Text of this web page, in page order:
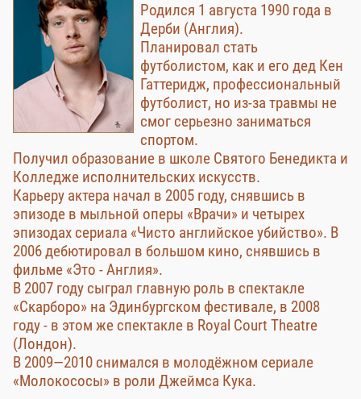
Родился 1 августа 1990 года в
Дерби (Англия).
Планировал стать
футболистом, как и его дед Кен
Гаттеридж, профессиональный
футболист, но из-за травмы не
смог серьезно заниматься
спортом.
Получил образование в школе Святого Бенедикта и
Колледже исполнительских искусств.
Карьеру актера начал в 2005 году, снявшись в
эпизоде в мыльной оперы «Врачи» и четырех
эпизодах сериала «Чисто английское убийство». В
2006 дебютировал в большом кино, снявшись в
фильме «Это - Англия».
В 2007 году сыграл главную роль в спектакле
«Скарборо» на Эдинбургском фестивале, в 2008
году - в этом же спектакле в Royal Court Theatre
(Лондон).
В 2009—2010 снимался в молодёжном сериале
«Молокососы» в роли Джеймса Кука.